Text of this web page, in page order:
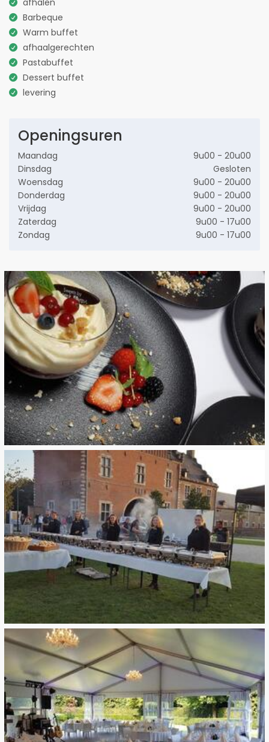
afhalen
Barbeque
Warm buffet
afhaalgerechten
Pastabuffet
Dessert buffet
levering
Openingsuren
Maandag
9u00 - 20u00
Dinsdag
Gesloten
Woensdag
9u00 - 20u00
Donderdag
9u00 - 20u00
Vrijdag
9u00 - 20u00
Zaterdag
9u00 - 17u00
Zondag
9u00 - 17u00